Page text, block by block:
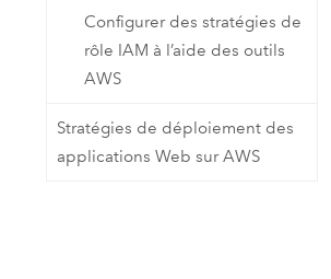
Configurer des stratégies de
rôle IAM à l’aide des outils
AWS
Stratégies de déploiement des
applications Web sur AWS